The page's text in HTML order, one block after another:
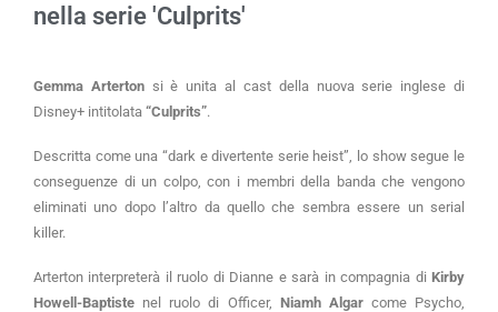
nella serie 'Culprits'
Gemma Artertonsi è unita al cast della nuova serie inglese di
Disney+ intitolata “Culprits”.
Descritta come una “dark e divertente serie heist”, lo show segue le
conseguenze di un colpo, con i membri della banda che vengono
eliminati uno dopo l’altro da quello che sembra essere un serial
killer.
Arterton interpreterà il ruolo di Dianne e sarà in compagnia di Kirby
Howell-Baptiste nel ruolo di Officer, Niamh Algarcome Psycho,